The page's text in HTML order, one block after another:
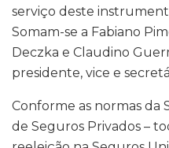
serviço deste
Somam-se a Fabiano
Deczka e Claudino
presidente, vice e
Conforme as normas da
de Seguros Privados –